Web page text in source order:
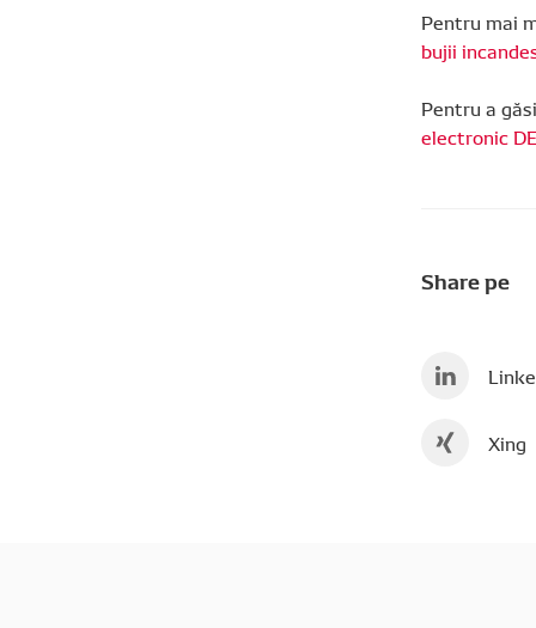
Pentru mai
bujii
Pentru a
electronic
Share pe
Xing